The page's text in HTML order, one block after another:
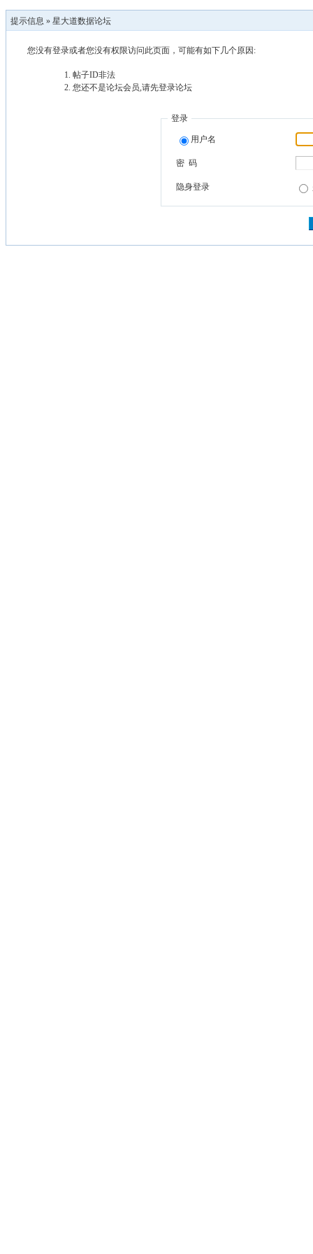
提示信息 » 星大道数据论坛
您没有登录或者您没有权限访问此页面，可能有如下几个原因:
帖子ID非法
您还不是论坛会员,请先登录论坛
登录
用户名
密 码
隐身登录